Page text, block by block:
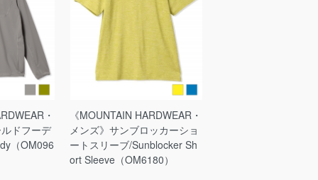
・
ドフーデ
（OM096
《MOUNTAIN HARDWEAR・
メンズ》サンブロッカーショ
ートスリーブ/Sunblocker Sh
ort Sleeve（OM6180）